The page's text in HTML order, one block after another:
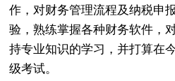
作，对财务管理流程及纳税申
验，熟练掌握各种财务软件，
持专业知识的学习，并打算在
级考试。